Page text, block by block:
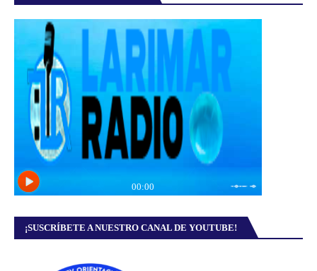
¡SUSCRÍBETE A NUESTRO CANAL DE YOUTUBE!